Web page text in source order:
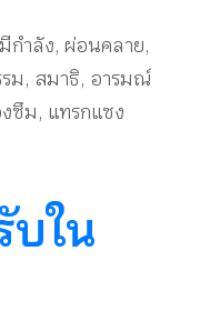
กำลัง,ผ่อนคลาย,
ม, สมาธิ, อารมณ์
ซึม, แทรกแซง
บใน